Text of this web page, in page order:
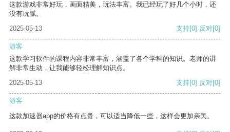
这款游戏非常好玩，画面精美，玩法丰富。我已经玩了好几个小时，还
没有玩腻。
2025-05-13
支持[0] 反对[0]
游客
这款学习软件的课程内容非常丰富，涵盖了各个学科的知识。老师的讲
解非常生动，让我能够轻松理解知识点。
2025-05-13
支持[0] 反对[0]
游客
这款加速器app的价格有点贵，可以适当降低一些，这样会更加亲民。